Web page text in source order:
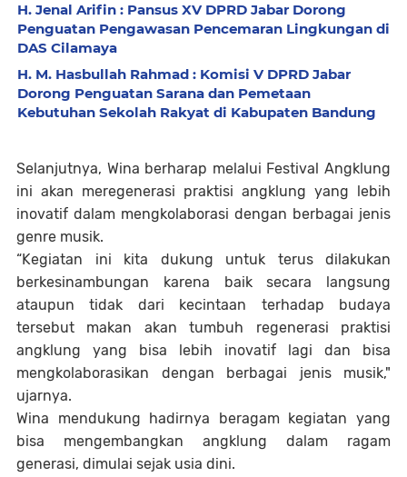
H. Jenal Arifin : Pansus XV DPRD Jabar Dorong
Penguatan Pengawasan Pencemaran Lingkungan di
DAS Cilamaya
H. M. Hasbullah Rahmad : Komisi V DPRD Jabar
Dorong Penguatan Sarana dan Pemetaan
Kebutuhan Sekolah Rakyat di Kabupaten Bandung
Selanjutnya, Wina berharap melalui Festival Angklung
ini akan meregenerasi praktisi angklung yang lebih
inovatif dalam mengkolaborasi dengan berbagai jenis
genre musik.
“Kegiatan ini kita dukung untuk terus dilakukan
berkesinambungan karena baik secara langsung
ataupun tidak dari kecintaan terhadap budaya
tersebut makan akan tumbuh regenerasi praktisi
angklung yang bisa lebih inovatif lagi dan bisa
mengkolaborasikan dengan berbagai jenis musik,"
ujarnya.
Wina mendukung hadirnya beragam kegiatan yang
bisa mengembangkan angklung dalam ragam
generasi, dimulai sejak usia dini.